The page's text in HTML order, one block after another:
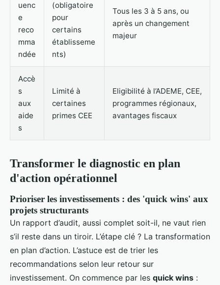
uenc
e
reco
mma
ndée
(obligatoire
pour
certains
établisseme
nts)
Tous les 3 à 5 ans, ou
après un changement
majeur
Accè
s
aux
aide
s
Limité à
certaines
primes CEE
Eligibilité à l’ADEME, CEE,
programmes régionaux,
avantages fiscaux
Transformer le diagnostic en plan
d'action opérationnel
Prioriser les investissements : des 'quick wins' aux
projets structurants
Un rapport d’audit, aussi complet soit-il, ne vaut rien
s’il reste dans un tiroir. L’étape clé ? La transformation
en plan d’action. L’astuce est de trier les
recommandations selon leur retour sur
investissement. On commence par les quick wins :